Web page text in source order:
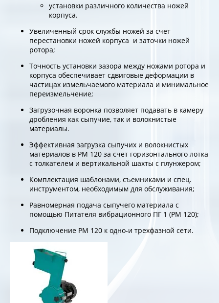
установки различного количества ножей
корпуса.
Увеличенный срок службы ножей за счет
перестановки ножей корпуса и заточки ножей
ротора;
Точность установки зазора между ножами ротора и
корпуса обеспечивает сдвиговые деформации в
частицах измельчаемого материала и минимальное
переизмельчение;
Загрузочная воронка позволяет подавать в камеру
дробления как сыпучие, так и волокнистые
материалы.
Эффективная загрузка сыпучих и волокнистых
материалов в РМ 120 за счет горизонтального лотка
с толкателем и вертикальной шахты с плунжером;
Комплектация шаблонами, съемниками и спец.
инструментом, необходимым для обслуживания;
Равномерная подача сыпучего материала с
помощью Питателя вибрационного ПГ 1 (РМ 120);
Подключение РМ 120 к одно-и трехфазной сети.